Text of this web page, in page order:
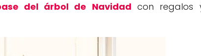
del árbol de Navidad con regalos